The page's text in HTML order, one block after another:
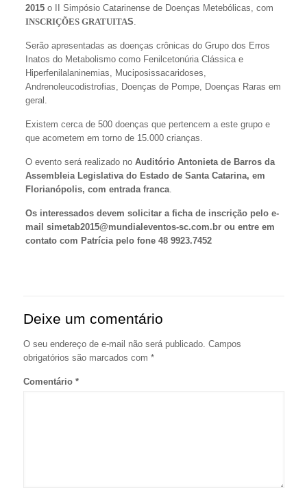
2015 o II Simpósio Catarinense de Doenças Metebólicas, com
INSCRIÇÕES GRATUITAS.
Serão apresentadas as doenças crônicas do Grupo dos Erros
Inatos do Metabolismo como Fenilcetonúria Clássica e
Hiperfenilalaninemias, Muciposissacaridoses,
Andrenoleucodistrofias, Doenças de Pompe, Doenças Raras em
geral.
Existem cerca de 500 doenças que pertencem a este grupo e
que acometem em torno de 15.000 crianças.
O evento será realizado noAuditório Antonieta de Barros da
Assembleia Legislativa do Estado de Santa Catarina, em
Florianópolis, com entrada franca.
Os interessados devem solicitar a ficha de inscrição pelo e-
mail simetab2015@mundialeventos-sc.com.br ou entre em
contato com Patrícia pelo fone 48 9923.7452
Deixe um comentário
O seu endereço de e-mail não será publicado. Campos
obrigatórios são marcados com *
Comentário *